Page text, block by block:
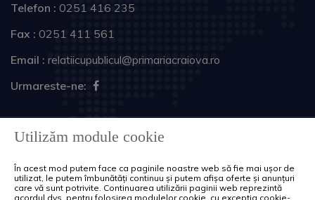
Telefon : 0251 416 235
Fax : 0251 411 561
Email : relatiicupublicul@primariacraiova.ro
Urmareste-ne:
drepturile rezervate.
Harta site
Politica de cookie-uri
Utilizăm module cookie
În acest mod putem face ca paginile noastre web să fie mai ușor de
utilizat, le putem îmbunătăți continuu și putem afișa oferte și anunțuri
care vă sunt potrivite. Continuarea utilizării paginii web reprezintă
acordul dvs. pentru folosirea modulelor cookie, cu excepția cookie-